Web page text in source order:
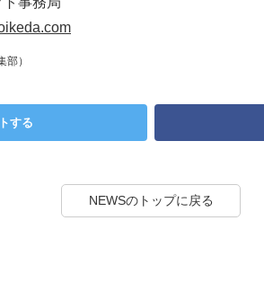
部）
する
NEWSのトップに戻る